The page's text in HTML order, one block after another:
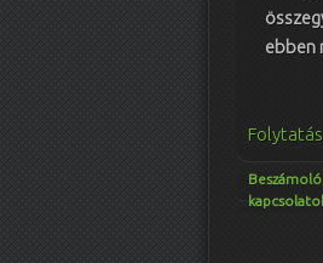
ebben
Folytatás
Beszámoló